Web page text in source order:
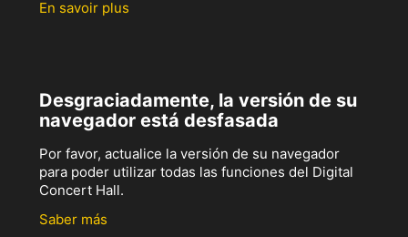
En savoir plus
Desgraciadamente, la versión de su
navegador está desfasada
Por favor, actualice la versión de su navegador
para poder utilizar todas las funciones del Digital
Concert Hall.
Saber más